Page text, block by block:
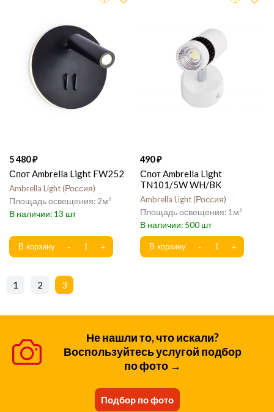
5 480
Спот Ambrella Light FW252
Ambrella Light Россия
2
13
490
Спот Ambrella Light
TN101/5W WH/BK
Ambrella Light Россия
1
500
1 2 3
Не нашли то, что искали?
Воспользуйтесь услугой подбор
по фото →
Подбор по фото